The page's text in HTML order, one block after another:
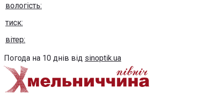
вологість:
тиск:
вітер:
Погода на 10 днів від sinoptik.ua